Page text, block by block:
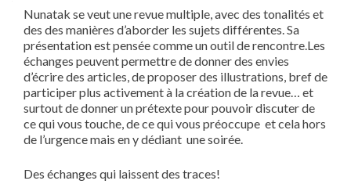
Nunatak se veut une revue multiple, avec des tonalités et
des des manières d’aborder les sujets différentes. Sa
présentation est pensée comme un outil de rencontre.Les
échanges peuvent permettre de donner des envies
d’écrire des articles, de proposer des illustrations, bref de
participer plus activement à la création de la revue… et
surtout de donner un prétexte pour pouvoir discuter de
ce qui vous touche, de ce qui vous préoccupe et cela hors
de l’urgence mais en y dédiant une soirée.
Des échanges qui laissent des traces!